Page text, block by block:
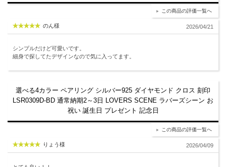
この商品の評価一覧へ
のん様 2026/04/21
シンプルだけど可愛いです。
細身で探してたデザインなので気に入ってます。
選べる4カラー ペアリング シルバー925 ダイヤモンド クロス 刻印
LSR0309D-BD 通常納期2～3日 LOVERS SCENE ラバーズシーン お
祝い 誕生日 プレゼント 記念日
この商品の評価一覧へ
りょう様 2026/04/09